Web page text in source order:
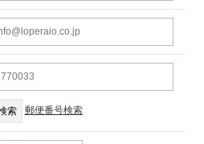
郵便番号検索